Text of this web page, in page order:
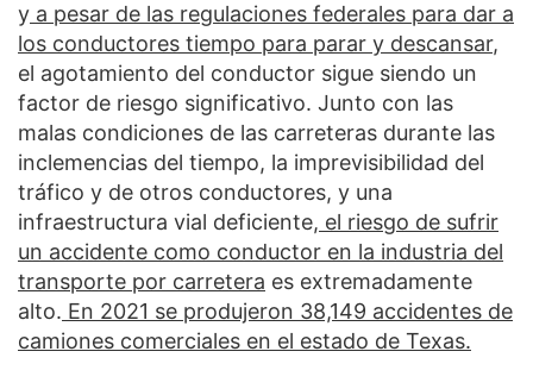
y a pesar de las regulaciones federales para dar a
los conductores tiempo para parar y descansar,
el agotamiento del conductor sigue siendo un
factor de riesgo significativo. Junto con las
malas condiciones de las carreteras durante las
inclemencias del tiempo, la imprevisibilidad del
tráfico y de otros conductores, y una
infraestructura vial deficiente, el riesgo de sufrir
un accidente como conductor en la industria del
transporte por carretera es extremadamente
alto. En 2021 se produjeron 38,149 accidentes de
camiones comerciales en el estado de Texas.